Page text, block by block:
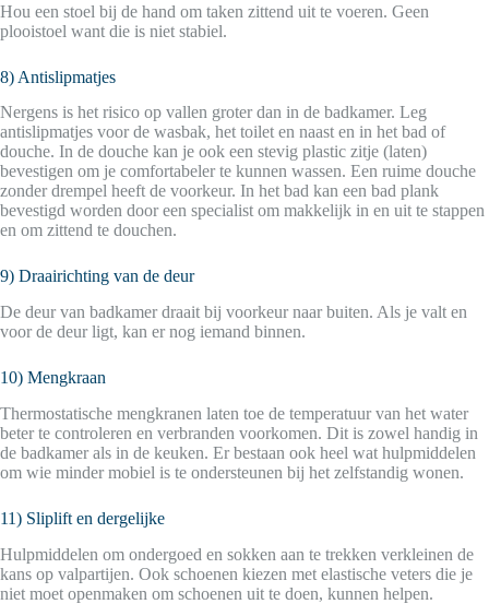
Hou een stoel bij de hand om taken zittend uit te voeren. Geen
plooistoel want die is niet stabiel.
8) Antislipmatjes
Nergens is het risico op vallen groter dan in de badkamer. Leg
antislipmatjes voor de wasbak, het toilet en naast en in het bad of
douche. In de douche kan je ook een stevig plastic zitje (laten)
bevestigen om je comfortabeler te kunnen wassen. Een ruime douche
zonder drempel heeft de voorkeur. In het bad kan een bad plank
bevestigd worden door een specialist om makkelijk in en uit te stappen
en om zittend te douchen.
9) Draairichting van de deur
De deur van badkamer draait bij voorkeur naar buiten. Als je valt en
voor de deur ligt, kan er nog iemand binnen.
10) Mengkraan
Thermostatische mengkranen laten toe de temperatuur van het water
beter te controleren en verbranden voorkomen. Dit is zowel handig in
de badkamer als in de keuken. Er bestaan ook heel wat hulpmiddelen
om wie minder mobiel is te ondersteunen bij het zelfstandig wonen.
11) Sliplift en dergelijke
Hulpmiddelen om ondergoed en sokken aan te trekken verkleinen de
kans op valpartijen. Ook schoenen kiezen met elastische veters die je
niet moet openmaken om schoenen uit te doen, kunnen helpen.